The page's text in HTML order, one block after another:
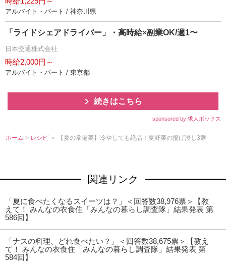
アルバイト・パート / 神奈川県
「ライドシェアドライバー」・高時給×副業OK/週1〜
日本交通株式会社
時給2,000円～
アルバイト・パート / 東京都
続きはこちら
sponsored by 求人ボックス
ホーム > レシピ ＞ 【夏の常備菜】冷やしても絶品！夏野菜の揚げ浸し3選
関連リンク
「夏に食べたくなるスイーツは？」＜回答数38,976票＞【教
えて！ みんなの衣食住「みんなの暮らし調査隊」結果発表 第
586回】
「ナスの料理、どれ食べたい？」＜回答数38,675票＞【教え
て！ みんなの衣食住「みんなの暮らし調査隊」結果発表 第
584回】